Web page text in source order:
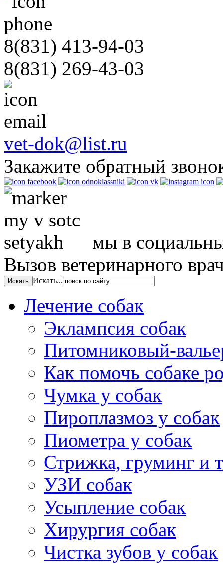
8(831) 413-94-03
8(831) 269-43-03
vet-dok@list.ru
Закажите обратный
мы в
Вызов ветеринарного
Искать...
Лечение собак
Эклампсия собак
Питомниковый-
Как помочь собаке
Чумка у собак
Пироплазмоз у собак
Пиометра у собак
Стрижка, груминг и
УЗИ собак
Усыпление собак
Хирургия собак
Чистка зубов у собак